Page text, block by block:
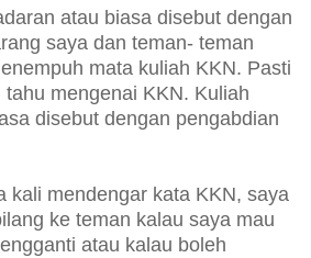
atau biasa disebut dengan
saya dan teman- teman
mata kuliah KKN. Pasti
mengenai KKN. Kuliah
disebut dengan pengabdian
kali mendengar kata KKN, saya
ke teman kalau saya mau
atau kalau boleh